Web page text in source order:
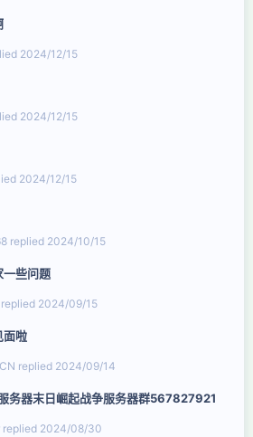
2024/12/15
2024/12/15
2024/12/15
2024/10/15
一些问题
2024/09/15
面啦
2024/09/14
务器末日崛起战争服务器群567827921
2024/08/30